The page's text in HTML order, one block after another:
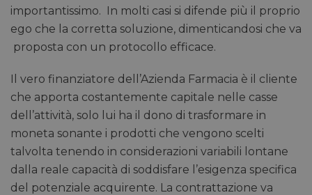
importantissimo. In molti casi si difende più il proprio
ego che la corretta soluzione, dimenticandosi che va
proposta con un protocollo efficace.
Il vero finanziatore dell’Azienda Farmacia è il cliente
che apporta costantemente capitale nelle casse
dell’attività, solo lui ha il dono di trasformare in
moneta sonante i prodotti che vengono scelti
talvolta tenendo in considerazioni variabili lontane
dalla reale capacità di soddisfare l’esigenza specifica
del potenziale acquirente. La contrattazione va